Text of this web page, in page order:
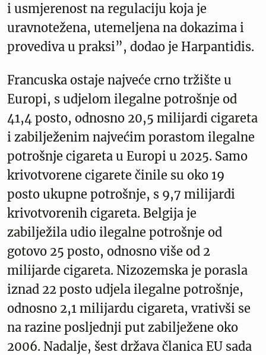
i usmjerenost na regulaciju koja je
uravnotežena, utemeljena na dokazima i
provediva u praksi”, dodao je Harpantidis.
Francuska ostaje najveće crno tržište u
Europi, s udjelom ilegalne potrošnje od
41,4 posto, odnosno 20,5 milijardi cigareta
i zabilježenim najvećim porastom ilegalne
potrošnje cigareta u Europi u 2025. Samo
krivotvorene cigarete činile su oko 19
posto ukupne potrošnje, s 9,7 milijardi
krivotvorenih cigareta. Belgija je
zabilježila udio ilegalne potrošnje od
gotovo 25 posto, odnosno više od 2
milijarde cigareta. Nizozemska je porasla
iznad 22 posto udjela ilegalne potrošnje,
odnosno 2,1 milijardu cigareta, vrativši se
na razine posljednji put zabilježene oko
2006. Nadalje, šest država članica EU sada